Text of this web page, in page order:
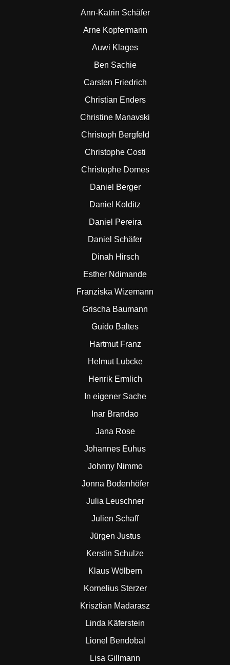
Ann-Katrin Schäfer
Arne Kopfermann
Auwi Klages
Ben Sachie
Carsten Friedrich
Christian Enders
Christine Manavski
Christoph Bergfeld
Christophe Costi
Christophe Domes
Daniel Berger
Daniel Kolditz
Daniel Pereira
Daniel Schäfer
Dinah Hirsch
Esther Ndimande
Franziska Wizemann
Grischa Baumann
Guido Baltes
Hartmut Franz
Helmut Lubcke
Henrik Ermlich
In eigener Sache
Inar Brandao
Jana Rose
Johannes Euhus
Johnny Nimmo
Jonna Bodenhöfer
Julia Leuschner
Julien Schaff
Jürgen Justus
Kerstin Schulze
Klaus Wölbern
Kornelius Sterzer
Krisztian Madarasz
Linda Käferstein
Lionel Bendobal
Lisa Gillmann